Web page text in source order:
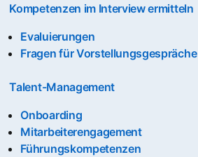
Kompetenzen im Interview ermitteln
Evaluierungen
Fragen für Vorstellungsgespräche
Talent-Management
Onboarding
Mitarbeiterengagement
Führungskompetenzen